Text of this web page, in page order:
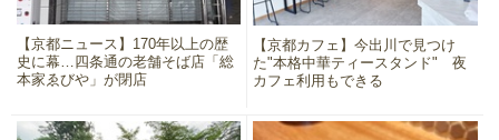
【京都ニュース】170年以上の歴
史に幕…四条通の老舗そば店「総
本家ゑびや」が閉店
【京都カフェ】今出川で見つけ
た"本格中華ティースタンド" 夜
カフェ利用もできる